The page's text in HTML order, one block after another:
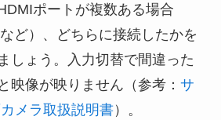
ポートが複数ある場合
ど）、どちらに接続したかを
しょう。入力切替で間違った
映像が映りません（参考： サ
メラ取扱説明書）。